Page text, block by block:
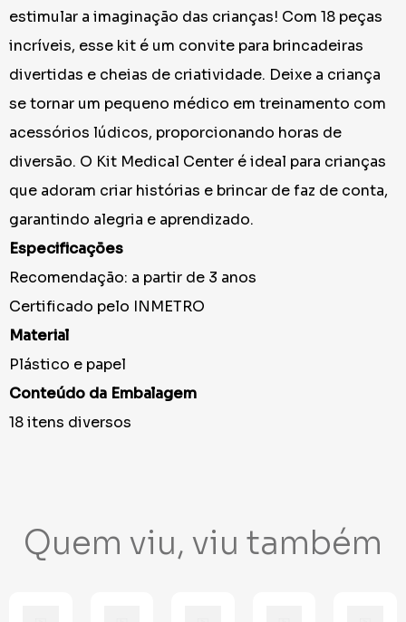
estimular a imaginação das crianças! Com 18 peças
incríveis, esse kit é um convite para brincadeiras
divertidas e cheias de criatividade. Deixe a criança
se tornar um pequeno médico em treinamento com
acessórios lúdicos, proporcionando horas de
diversão. O Kit Medical Center é ideal para crianças
que adoram criar histórias e brincar de faz de conta,
garantindo alegria e aprendizado.
Especificações
Recomendação: a partir de 3 anos
Certificado pelo INMETRO
Material
Plástico e papel
Conteúdo da Embalagem
18 itens diversos
Quem viu, viu também